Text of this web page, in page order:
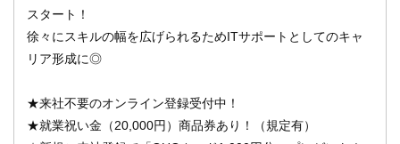
スタート！
徐々にスキルの幅を広げられるためITサポートとしてのキャ
リア形成に◎
★来社不要のオンライン登録受付中！
★就業祝い金（20,000円）商品券あり！（規定有）